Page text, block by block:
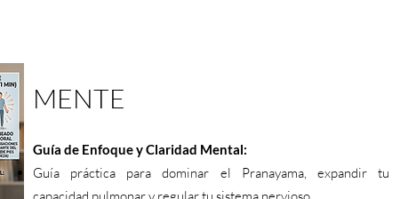
MENTE
Guía de Enfoque y Claridad Mental:
Guía práctica para dominar el Pranayama, expandir tu